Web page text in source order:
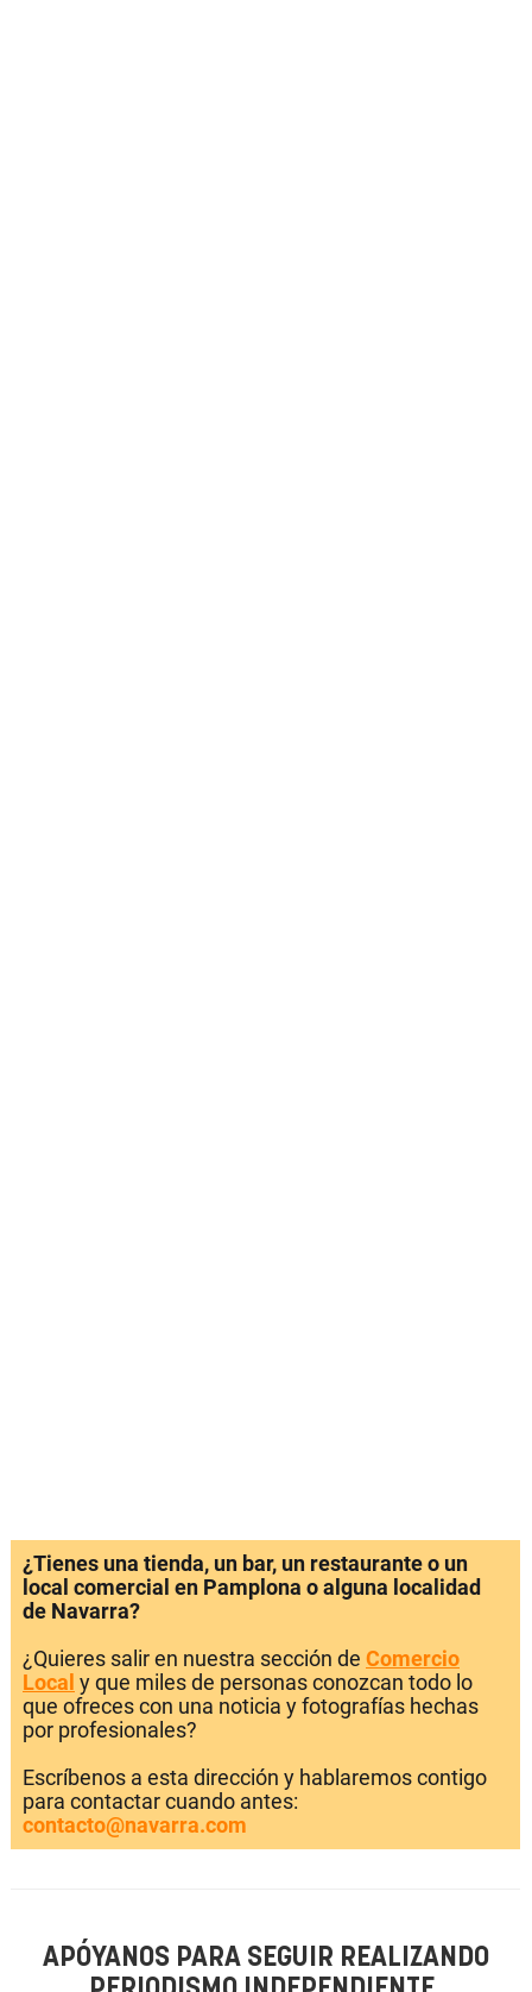
¿Tienes una tienda, un bar, un restaurante o un
local comercial en Pamplona o alguna localidad
de Navarra?
¿Quieres salir en nuestra sección de Comercio
Local y que miles de personas conozcan todo lo
que ofreces con una noticia y fotografías hechas
por profesionales?
Escríbenos a esta dirección y hablaremos contigo
para contactar cuando antes:
contacto@navarra.com
APÓYANOS PARA SEGUIR REALIZANDO